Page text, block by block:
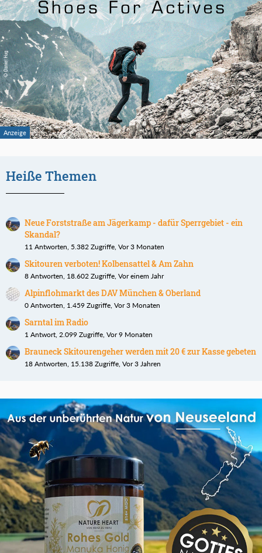
Heiße Themen
Neue Forststraße am Jägerkamp - dafür Sperrgebiet - ein
Skandal?
11 Antworten, 5.382 Zugriffe, Vor 3 Monaten
Skitouren verboten! Kolbensattel & Am Zahn
8 Antworten, 18.602 Zugriffe, Vor einem Jahr
Alpinflohmarkt des DAV München & Oberland
0 Antworten, 1.459 Zugriffe, Vor 3 Monaten
Sarntal im Radio
1 Antwort, 2.099 Zugriffe, Vor 9 Monaten
Brauneck Skitourengeher werden mit 20 € zur Kasse gebeten
18 Antworten, 15.138 Zugriffe, Vor 3 Jahren